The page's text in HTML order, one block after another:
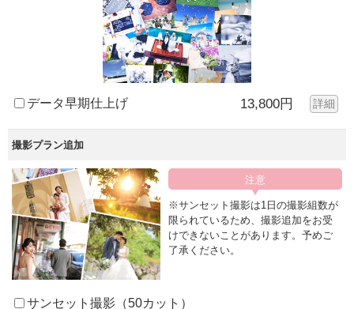
データ早期仕上げ 13,800円 詳細
撮影プラン追加
※サンセット撮影は1日の撮影組数が
限られているため、撮影追加をお受
けできないことがあります。予めご
了承ください。
サンセット撮影（50カット）